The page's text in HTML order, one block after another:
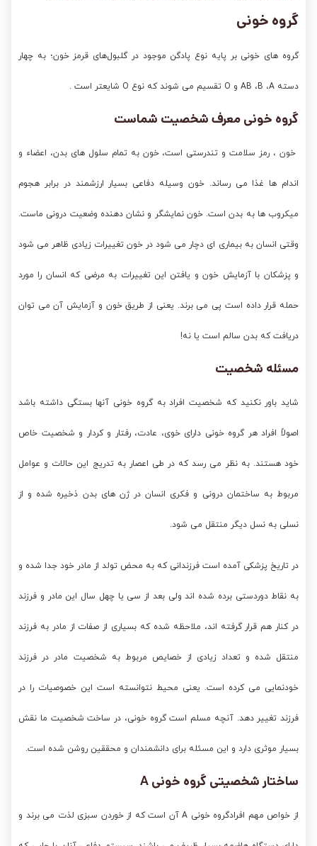
گروه خونی
گروه ‏های خونی بر پایه نوع پادگن موجود در گلبول‌های قرمز خون؛ به چهار
دسته AB ،B ،A و O تقسیم می‏ شوند که نوع O شایعتر است .
گروه خونی معرف شخصیت شماست
خون ، رمز سلامت و تندرستی است، خون به تمام سلول های بدن، اعضاء و
اندام ها غذا می رساند. خون وسیله دفاعی بسیار ارزشمند در برابر هجوم
میکروب ها به بدن است. خون نمایشگر و نشان دهنده وضعیت درونی ماست.
وقتی انسان به بیماری ای دچار می شود در خون تغییرات زیادی ظاهر می شود
و پزشکان با آزمایش خون و یافتن این تغییرات به مرضی که انسان را مورد
حمله قرار داده است پی می برند. یعنی از طریق خون و آزمایش آن می توان
دریافت که بدن سالم است یا نه!
مسئله شخصیت
شاید باور نکنید که شخصیت افراد به گروه خونی آنها بستگی داشته باشد
اصولاً افراد هر گروه خونی دارای خوی، عادت، رفتار و کردار و شخصیت خاص
خود هستند. به نظر می رسد که در طی اعصار به تدریج این حالات و عوامل
مربوط به ساختمان درونی و فکری انسان در ژن های بدن ذخیره شده و از
نسلی به نسل دیگر منتقل می شود.
در تاریخ پزشکی آمده است فرزندانی که به محض تولد از مادر خود جدا شده و
به نقاط دوردستی برده شده اند ولی بعد از سی یا چهل سال این مادر و فرزند
در کنار هم قرار گرفته اند، ملاحظه شده که بسیاری از صفات از مادر به فرزند
منتقل شده و تعداد زیادی از خصایص مربوط به شخصیت مادر در فرزند
خودنمایی می کرده است. یعنی محیط نتوانسته است این خصوصیات را در
فرزند تغییر دهد. آنچه مسلم است گروه خونی، در ساخت شخصیت ما نقش
بسیار موثری دارد و این مسئله برای دانشمندان و محققین روشن شده است.
ساختار شخصیتی گروه خونی A
از خواص مهم افرادگروه خونی A آن است که از خوردن سبزی لذت می برند و